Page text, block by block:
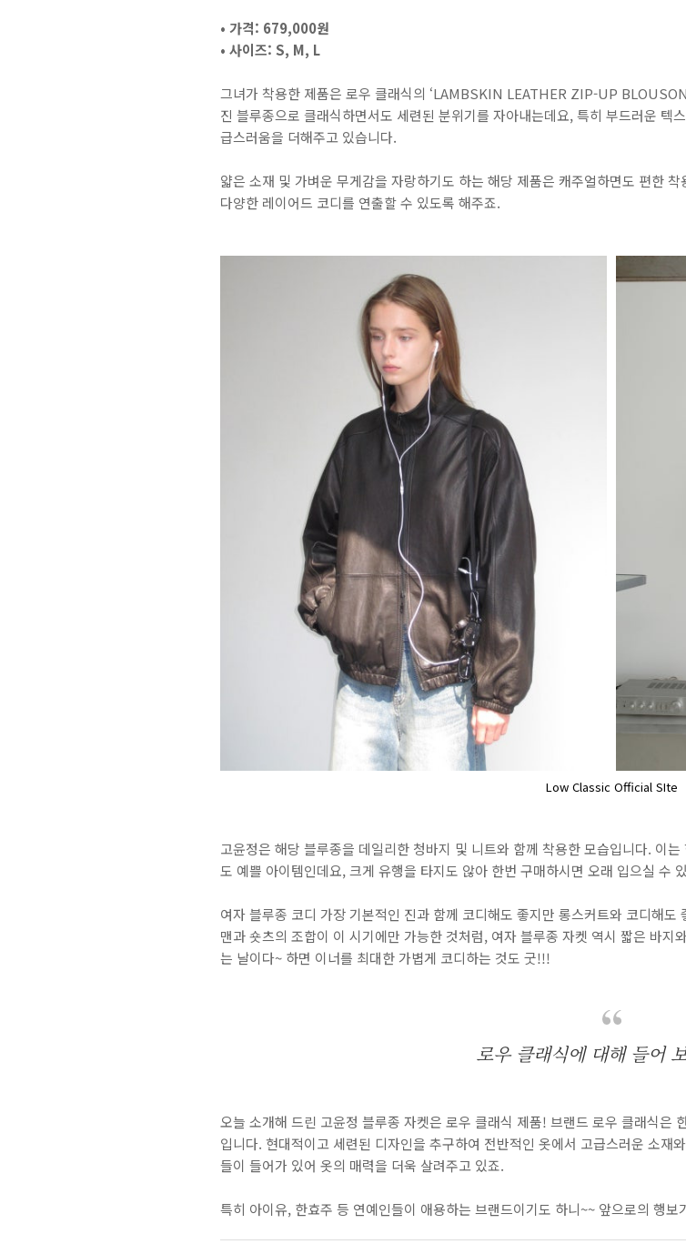
• 가격: 679,000원
• 사이즈: S, M, L
그녀가 착용한 제품은 로우 클래식의 ‘LAMBSKIN LEATHER ZIP-UP
진 블루종으로 클래식하면서도 세련된 분위기를 자아내는데요, 특히 부드러운 텍
급스러움을 더해주고 있습니다.
얇은 소재 및 가벼운 무게감을 자랑하기도 하는 해당 제품은 캐주얼하면도 편한
다양한 레이어드 코디를 연출할 수 있도록 해주죠.
Low Classic Official SIte
고윤정은 해당 블루종을 데일리한 청바지 및 니트와 함께 착용한 모습입니다. 이
도 예쁠 아이템인데요, 크게 유행을 타지도 않아 한번 구매하시면 오래 입으실 수
여자 블루종 코디 가장 기본적인 진과 함께 코디해도 좋지만 롱스커트와 코디해
맨과 숏츠의 조합이 이 시기에만 가능한 것처럼, 여자 블루종 자켓 역시 짧은 바지
는 날이다~ 하면 이너를 최대한 가볍게 코디하는 것도 굿!!!
로우 클래식에 대해 들어
오늘 소개해 드린 고윤정 블루종 자켓은 로우 클래식 제품! 브랜드 로우 클래식은
입니다. 현대적이고 세련된 디자인을 추구하여 전반적인 옷에서 고급스러운 소재
들이 들어가 있어 옷의 매력을 더욱 살려주고 있죠.
특히 아이유, 한효주 등 연예인들이 애용하는 브랜드이기도 하니~~ 앞으로의 행보